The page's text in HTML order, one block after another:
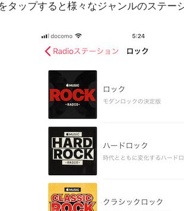
タップすると様々なジャンルのステー